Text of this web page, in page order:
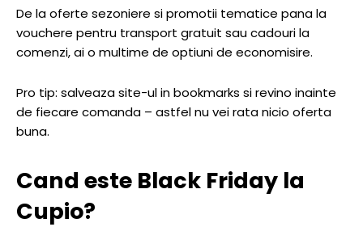
De la oferte sezoniere si promotii tematice pana la
vouchere pentru transport gratuit sau cadouri la
comenzi, ai o multime de optiuni de economisire.
Pro tip: salveaza site-ul in bookmarks si revino inainte
de fiecare comanda – astfel nu vei rata nicio oferta
buna.
Cand este Black Friday la
Cupio?